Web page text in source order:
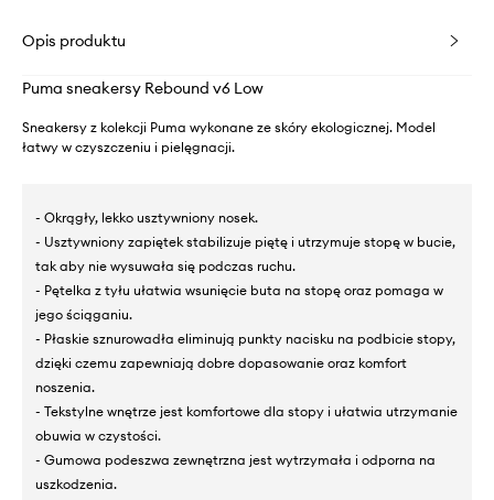
Opis produktu
Puma sneakersy Rebound v6 Low
Sneakersy z kolekcji Puma wykonane ze skóry ekologicznej. Model
łatwy w czyszczeniu i pielęgnacji.
- Okrągły, lekko usztywniony nosek.
- Usztywniony zapiętek stabilizuje piętę i utrzymuje stopę w bucie,
tak aby nie wysuwała się podczas ruchu.
- Pętelka z tyłu ułatwia wsunięcie buta na stopę oraz pomaga w
jego ściąganiu.
- Płaskie sznurowadła eliminują punkty nacisku na podbicie stopy,
dzięki czemu zapewniają dobre dopasowanie oraz komfort
noszenia.
- Tekstylne wnętrze jest komfortowe dla stopy i ułatwia utrzymanie
obuwia w czystości.
- Gumowa podeszwa zewnętrzna jest wytrzymała i odporna na
uszkodzenia.